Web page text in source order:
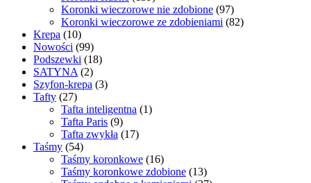
Koronki wieczorowe nie zdobione (97)
Koronki wieczorowe ze zdobieniami (82)
Krepa (10)
Nowości (99)
Podszewki (18)
SATYNA (2)
Szyfon-krepa (3)
Tafty (27)
Tafta inteligentna (1)
Tafta Paris (9)
Tafta zwykła (17)
Taśmy (54)
Taśmy koronkowe (16)
Taśmy koronkowe zdobione (13)